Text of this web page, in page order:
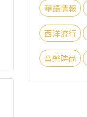
華語情報
西洋流行
音樂時尚